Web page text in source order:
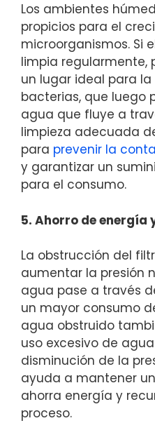
Los ambientes
propicios para el
microorganismos. Si
limpia regularmente,
un lugar ideal para
bacterias, que luego
agua que fluye a
limpieza adecuada
para prevenir la
y garantizar un
para el consumo.
5. Ahorro de energía
La obstrucción del
aumentar la presión
agua pase a través
un mayor consumo
agua obstruido
uso excesivo de
disminución de la
ayuda a mantener
ahorra energía y
proceso.